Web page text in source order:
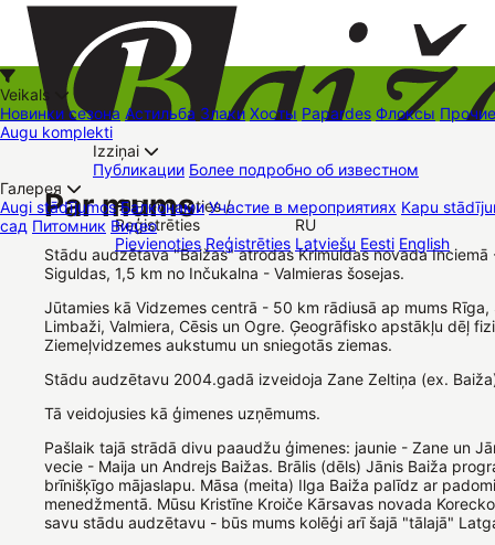
+37126545879
Pievienoties /
Reģistrēties
Pievienoties Reģistrēties
RU
Latviešu Eesti English
Veikals
Новинки сезона Астильба Злаки Хосты Papardes Флоксы Прочие
Augu komplekti
Izziņai
Публикации Более подробно об известном
Галерея
Augi stādījumos Балконами Участие в мероприятиях Kapu
сад Питомник Видео
Торговые места Контакты Dāvanu kartes Augu komplekti
Par mums
Stādu audzētava "Baižas" atrodas Krimuldas novada Inciemā
Siguldas, 1,5 km no Inčukalna - Valmieras šosejas.
Jūtamies kā Vidzemes centrā - 50 km rādiusā ap mums Rīga,
Limbaži, Valmiera, Cēsis un Ogre. Ģeogrāfisko apstākļu dēļ
Ziemeļvidzemes aukstumu un sniegotās ziemas.
Stādu audzētavu 2004.gadā izveidoja Zane Zeltiņa (ex.
Tā veidojusies kā ģimenes uzņēmums.
Pašlaik tajā strādā divu paaudžu ģimenes: jaunie - Zane un
vecie - Maija un Andrejs Baižas. Brālis (dēls) Jānis Baiža
brīnišķīgo mājaslapu. Māsa (meita) Ilga Baiža palīdz ar
menedžmentā. Mūsu Kristīne Kroiče Kārsavas novada
savu stādu audzētavu - būs mums kolēģi arī šajā "tālajā"